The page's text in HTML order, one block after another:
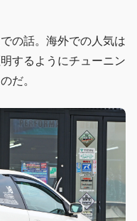
の話。海外での人気は
するようにチューニン
だ。